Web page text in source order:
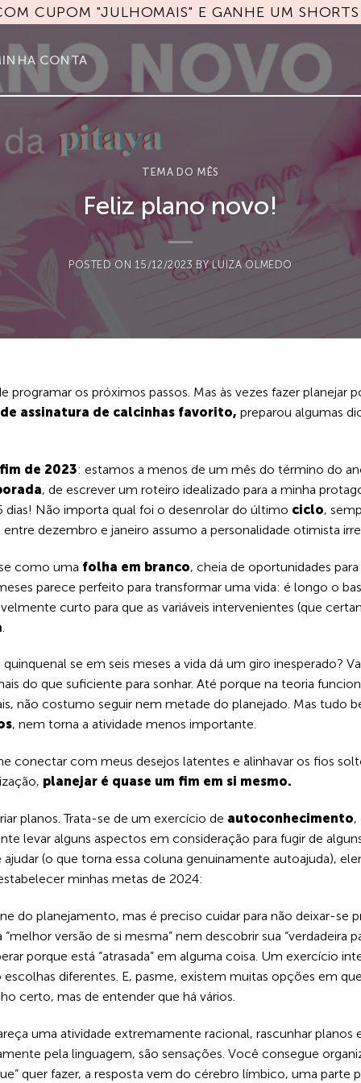
CUPOM "JULHOMAIS" E GANHE UM
CONTA
TEMA DO MÊS
Feliz plano novo!
POSTED ON 15/12/2023 BYLUIZA OLMEDO
programar os próximos passos. Mas às vezes fazer planejar
assinatura de calcinhas favorito, preparou algumas
fim de 2023: estamos a menos de um mês do término do
, de escrever um roteiro idealizado para a minha
dias! Não importa qual foi o desenrolar do último ciclo,
dezembro e janeiro assumo a personalidade otimista
como uma folha em branco, cheia de oportunidades
parece perfeito para transformar uma vida: é longo o
curto para que as variáveis intervenientes (que
se em seis meses a vida dá um giro inesperado?
do que suficiente para sonhar. Até porque na teoria
não costumo seguir nem metade do planejado. Mas tudo
, nem torna a atividade menos importante.
conectar com meus desejos latentes e alinhavar os fios
planejar é quase um fim em si mesmo.
planos. Trata-se de um exercício de autoconhecimento,
levar alguns aspectos em consideração para fugir de
ajudar (o que torna essa coluna genuinamente autoajuda),
minhas metas de 2024:
do planejamento, mas é preciso cuidar para não deixar-se
versão de si mesma” nem descobrir sua “verdadeira
porque está “atrasada” em alguma coisa. Um exercício
diferentes. E, pasme, existem muitas opções em
certo, mas de entender que há vários.
uma atividade extremamente racional, rascunhar
pela linguagem, são sensações. Você consegue
quer fazer, a resposta vem do cérebro límbico, uma parte